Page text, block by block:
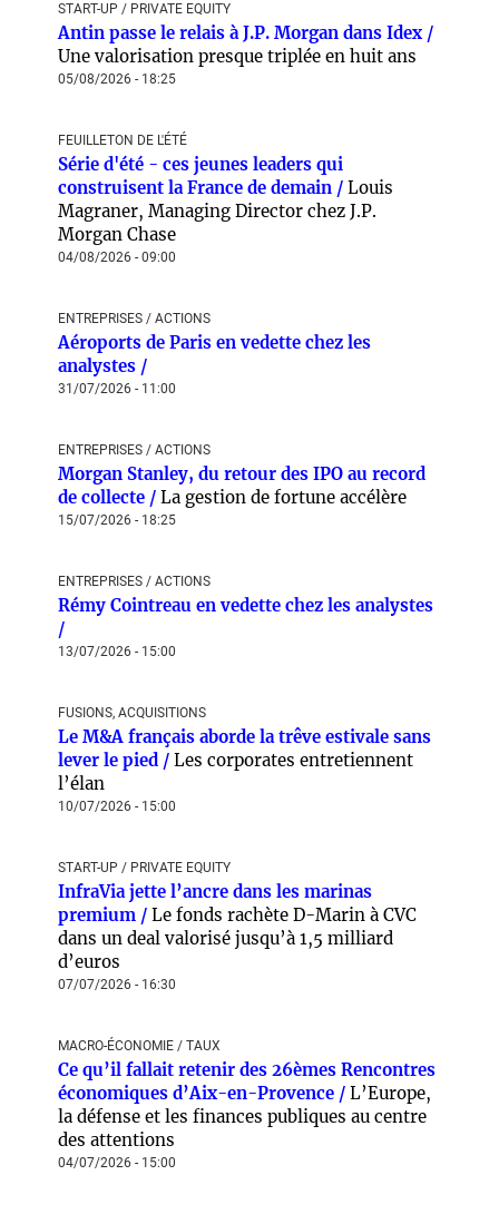
START-UP / PRIVATE EQUITY
Antin passe le relais à J.P. Morgan dans Idex /
Une valorisation presque triplée en huit ans
05/08/2026 - 18:25
FEUILLETON DE L'ÉTÉ
Série d'été - ces jeunes leaders qui
construisent la France de demain / Louis
Magraner, Managing Director chez J.P.
Morgan Chase
04/08/2026 - 09:00
ENTREPRISES / ACTIONS
Aéroports de Paris en vedette chez les
analystes /
31/07/2026 - 11:00
ENTREPRISES / ACTIONS
Morgan Stanley, du retour des IPO au record
de collecte / La gestion de fortune accélère
15/07/2026 - 18:25
ENTREPRISES / ACTIONS
Rémy Cointreau en vedette chez les analystes
/
13/07/2026 - 15:00
FUSIONS, ACQUISITIONS
Le M&A français aborde la trêve estivale sans
lever le pied / Les corporates entretiennent
l’élan
10/07/2026 - 15:00
START-UP / PRIVATE EQUITY
InfraVia jette l’ancre dans les marinas
premium / Le fonds rachète D-Marin à CVC
dans un deal valorisé jusqu’à 1,5 milliard
d’euros
07/07/2026 - 16:30
MACRO-ÉCONOMIE / TAUX
Ce qu’il fallait retenir des 26èmes Rencontres
économiques d’Aix-en-Provence / L’Europe,
la défense et les finances publiques au centre
des attentions
04/07/2026 - 15:00